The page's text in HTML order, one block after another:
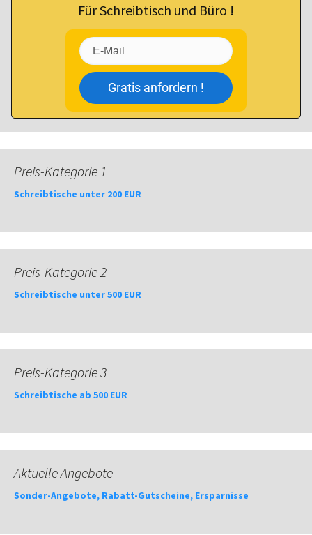
Für Schreibtisch und Büro !
Gratis anfordern !
Preis-Kategorie 1
Schreibtische unter 200 EUR
Preis-Kategorie 2
Schreibtische unter 500 EUR
Preis-Kategorie 3
Schreibtische ab 500 EUR
Aktuelle Angebote
Sonder-Angebote, Rabatt-Gutscheine, Ersparnisse